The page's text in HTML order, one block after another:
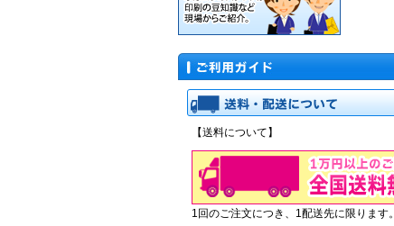
【送料について】
1回のご注文につき、1配送先に限ります。